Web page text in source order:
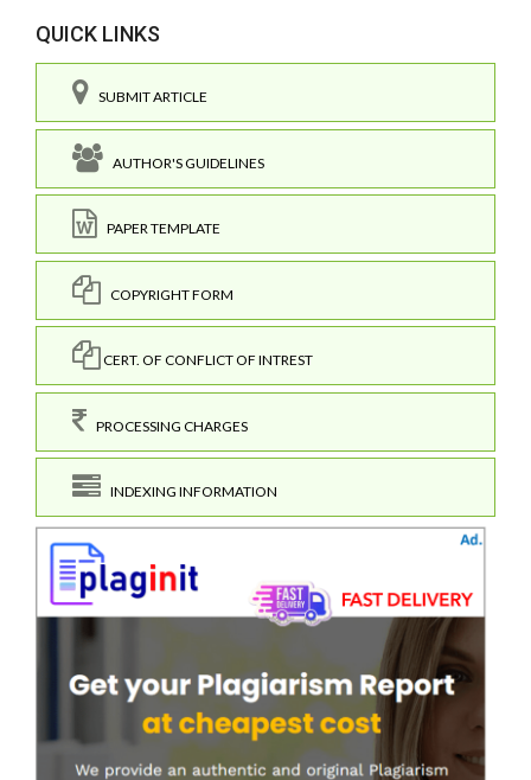
QUICK LINKS
SUBMIT ARTICLE
AUTHOR'S GUIDELINES
PAPER TEMPLATE
COPYRIGHT FORM
CERT. OF CONFLICT OF INTREST
PROCESSING CHARGES
INDEXING INFORMATION